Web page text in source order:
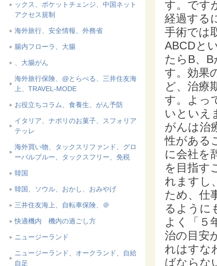
ックス、ポケットチェンジ、中国ネット
アクセス規制
海外旅行、安全情報、外務省
腸内フローラ、大腸
、大腸がん
海外旅行保険、@とらべる、三井住友海
上、TRAVEL-MODE
お役立ちコラム、食養生、がん予防
イタリア、ナポリのお菓子、スフォリア
テッレ
海外買い物、タックスリファンド、グロ
ーバルブルー、タックスフリー、免税
韓国
韓国、ソウル、おかし、おみやげ
三井住友海上、自転車保険、＠
快適機内 機内の過ごし方
ニュージーランド
ニュージーランド、オークランド、自給
自足
す。です
経過する
手術では
ABCDと
たらB、
す。効果
ど、治療
す。よっ
いといえ
がんは治
性がある
に会社を
を目指す
れますし
ため、仕
るように
よく「５
治の目安
れはすな
ばならな